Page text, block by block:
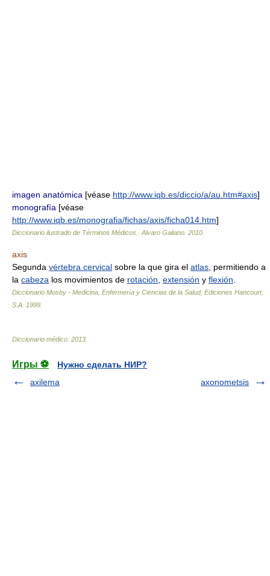
imagen anatómica [véase http://www.iqb.es/diccio/a/au.htm#axis]
monografía [véase
http://www.iqb.es/monografia/fichas/axis/ficha014.htm]
Diccionario ilustrado de Términos Médicos. Alvaro Galiano 2010
axis
Segunda vértebra cervical sobre la que gira el atlas , permitiendo a
la cabeza los movimientos de rotación extensión y flexión
Diccionario Mosby - Medicina, Enfermería y Ciencias de la Salud, Ediciones Hancourt,
S.A 1999
Diccionario médico 2013
Игры ⚽
Нужно сделать НИР?
axilema
axonometsis